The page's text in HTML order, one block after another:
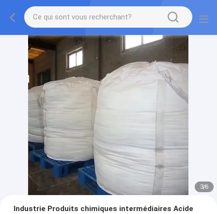
3/6
Industrie Produits chimiques intermédiaires Acide